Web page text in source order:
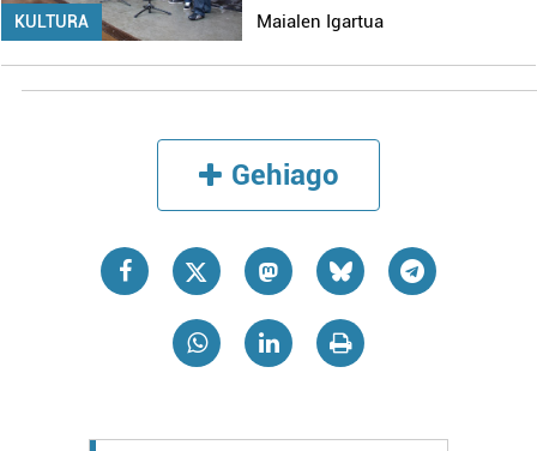
KULTURA Maialen Igartua
Gehiago